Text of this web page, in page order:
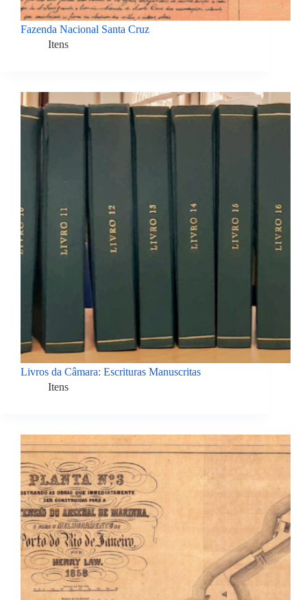
Fazenda Nacional Santa Cruz
Itens
Livros da Câmara: Escrituras Manuscritas
Itens